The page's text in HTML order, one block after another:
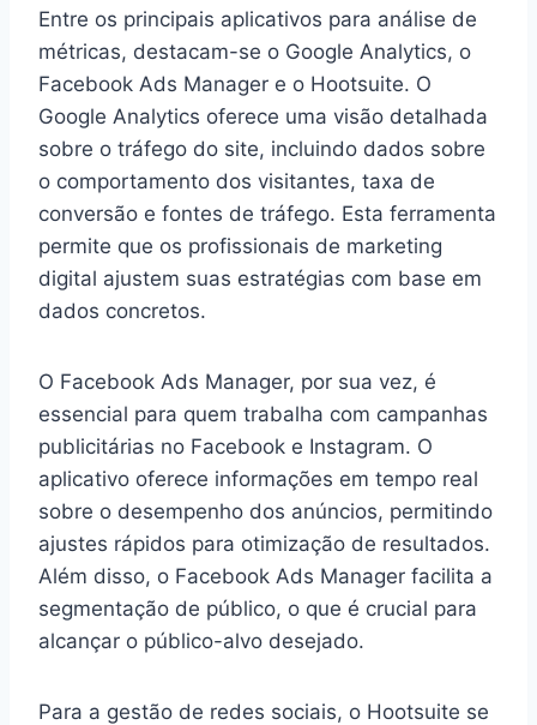
Entre os principais aplicativos para análise de
métricas, destacam-se o Google Analytics, o
Facebook Ads Manager e o Hootsuite. O
Google Analytics oferece uma visão detalhada
sobre o tráfego do site, incluindo dados sobre
o comportamento dos visitantes, taxa de
conversão e fontes de tráfego. Esta ferramenta
permite que os profissionais de marketing
digital ajustem suas estratégias com base em
dados concretos.
O Facebook Ads Manager, por sua vez, é
essencial para quem trabalha com campanhas
publicitárias no Facebook e Instagram. O
aplicativo oferece informações em tempo real
sobre o desempenho dos anúncios, permitindo
ajustes rápidos para otimização de resultados.
Além disso, o Facebook Ads Manager facilita a
segmentação de público, o que é crucial para
alcançar o público-alvo desejado.
Para a gestão de redes sociais, o Hootsuite se